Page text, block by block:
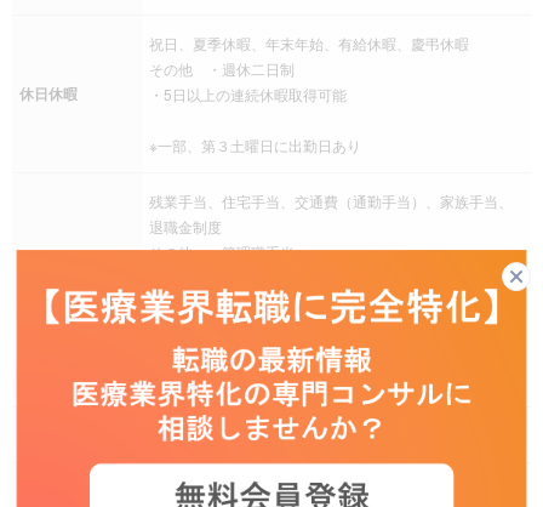
休日休暇
祝日、夏季休暇、年末年始、有給休暇、慶弔休暇
その他 ・週休二日制
・5日以上の連続休暇取得可能
※一部、第３土曜日に出勤日あり
手当
残業手当、住宅手当、交通費（通勤手当）、家族手当、
退職金制度
その他 ・管理職手当
・勤務地手当
・出張手当 他
・確定給付企業年金
健康保険、厚生年金保険、雇用保険、労災保険
育児支援制度、介護支援制度、資格取得支援制度、慶弔